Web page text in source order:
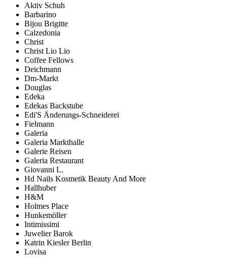
Aktiv Schuh
Barbarino
Bijou Brigitte
Calzedonia
Christ
Christ Lio Lio
Coffee Fellows
Deichmann
Dm-Markt
Douglas
Edeka
Edekas Backstube
Edi'S Änderungs-Schneiderei
Fielmann
Galeria
Galeria Markthalle
Galerie Reisen
Galeria Restaurant
Giovanni L.
Hd Nails Kosmetik Beauty And More
Hallhuber
H&M
Holmes Place
Hunkemöller
Intimissimi
Juwelier Barok
Katrin Kiesler Berlin
Lovisa